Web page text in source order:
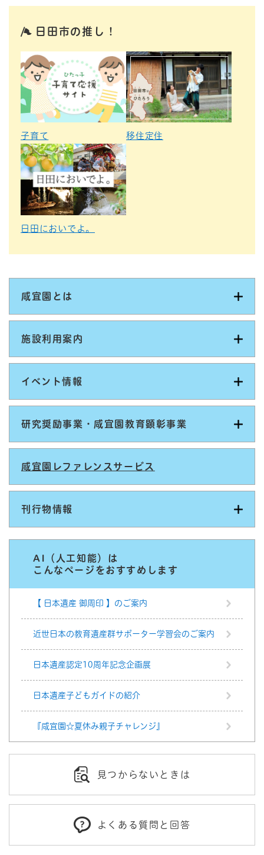
日田市の推し！
子育て 移住定住
日田においでよ。
咸宜園とは
施設利用案内
イベント情報
研究奨励事業・咸宜園教育顕彰事業
咸宜園レファレンスサービス
刊行物情報
AI（人工知能）は
こんなページをおすすめします
【 日本遺産 御周印 】のご案内
近世日本の教育遺産群サポーター学習会のご案内
日本遺産認定10周年記念企画展
日本遺産子どもガイドの紹介
『咸宜園☆夏休み親子チャレンジ』
見つからないときは
よくある質問と回答